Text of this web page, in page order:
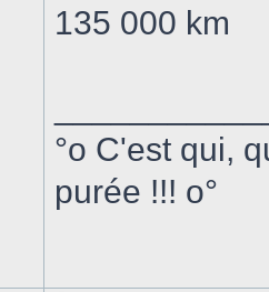
135 000 km
°o C'est qui,
purée !!! o°